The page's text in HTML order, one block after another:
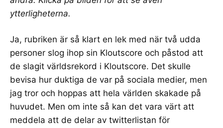
ytterligheterna.
Ja, rubriken är så klart en lek med när två udda
personer slog ihop sin Kloutscore och påstod att
de slagit världsrekord i Kloutscore. Det skulle
bevisa hur duktiga de var på sociala medier, men
jag tror och hoppas att hela världen skakade på
huvudet. Men om inte så kan det vara värt att
meddela att de delar av twitterlistan för